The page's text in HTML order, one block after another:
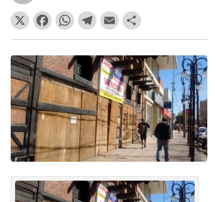
X
F
a
c
e
b
o
o
k
W
h
at
s
A
p
p
T
el
e
gr
a
m
E
m
ai
l
o
m
p
ar
tir